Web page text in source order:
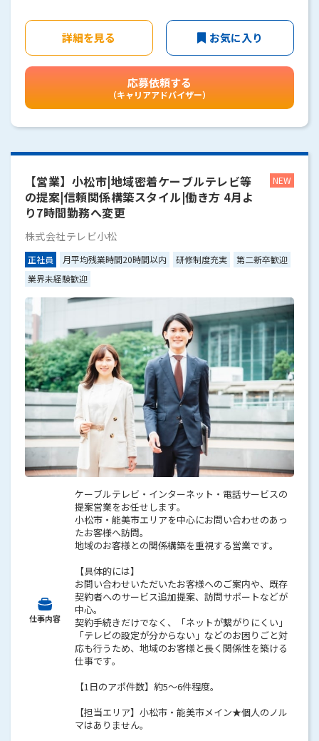
詳細を見る
応募依頼する
（キャリアアドバイザー）
お気に入り
【営業】小松市|地域密着ケーブルテレビ等
の提案|信頼関係構築スタイル|働き方 4月よ
り7時間勤務へ変更
株式会社テレビ小松
正社員 月平均残業時間20時間以内 研修制度充実
第二新卒歓迎
業界未経験歓迎
仕事内容
ケーブルテレビ・インターネット・電話サービスの
提案営業をお任せします。
小松市・能美市エリアを中心にお問い合わせのあっ
たお客様へ訪問。
地域のお客様との関係構築を重視する営業です。
【具体的には】
お問い合わせいただいたお客様へのご案内や、既存
契約者へのサービス追加提案、訪問サポートなどが
中心。
契約手続きだけでなく、「ネットが繋がりにくい」
「テレビの設定が分からない」などのお困りごと対
応も行うため、地域のお客様と長く関係性を築ける
仕事です。
【1日のアポ件数】約5～6件程度。
【担当エリア】小松市・能美市メイン★個人のノル
マはありません。